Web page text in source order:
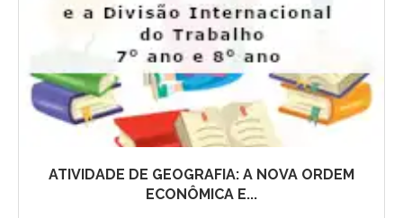
ATIVIDADE DE GEOGRAFIA: A NOVA ORDEM
ECONÔMICA E...